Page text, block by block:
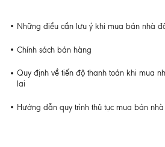
Những điều cần lưu ý khi mua bán nhà
Chính sách bán hàng
Quy định về tiến độ thanh toán khi mua
lai
Hướng dẫn quy trình thủ tục mua bán